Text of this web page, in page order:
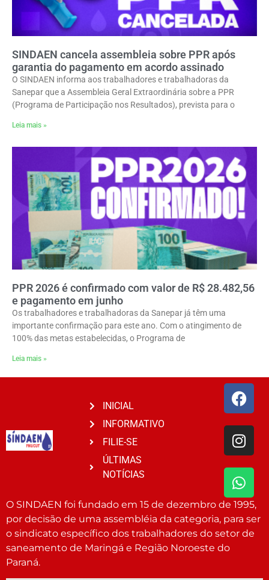
SINDAEN cancela assembleia sobre PPR após
garantia do pagamento em acordo assinado
O SINDAEN informa aos trabalhadores e trabalhadoras da
Sanepar que a Assembleia Geral Extraordinária sobre a PPR
(Programa de Participação nos Resultados), prevista para o
Leia mais »
PPR 2026 é confirmado com valor de R$ 28.482,56
e pagamento em junho
Os trabalhadores e trabalhadoras da Sanepar já têm uma
importante confirmação para este ano. Com o atingimento de
100% das metas estabelecidas, o Programa de
Leia mais »
INICIAL
INFORMATIVO
FILIE-SE
ÚLTIMAS
NOTÍCIAS
O SINDAEN foi fundado em 15 de dezembro de 1995,
por decisão de uma assembléia da categoria, para ser
o sindicato específico dos trabalhadores do setor de
saneamento de Maringá e Região Noroeste do
Paraná.